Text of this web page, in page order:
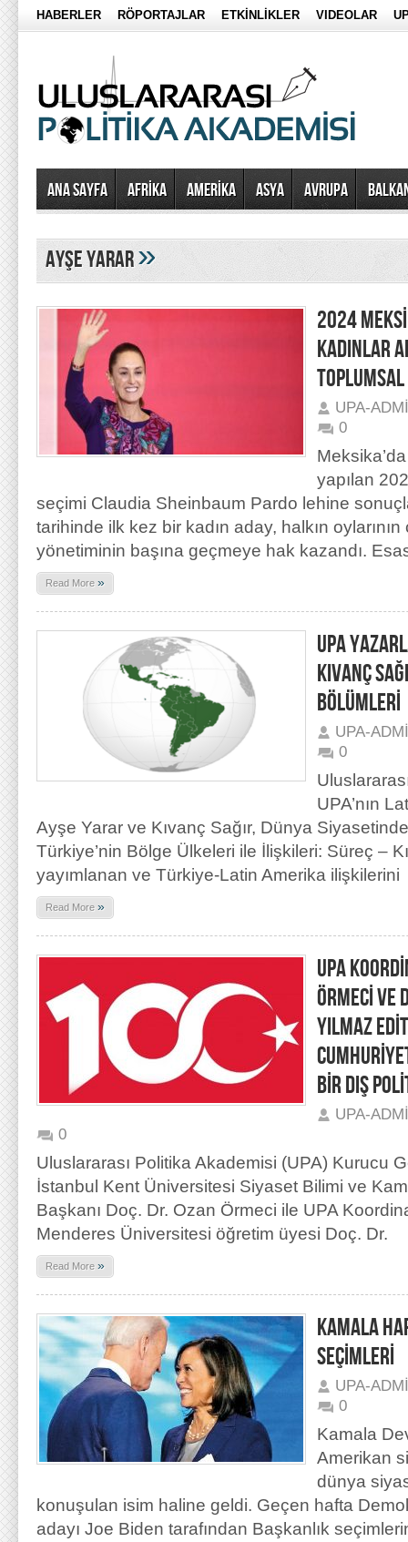
HABERLER RÖPORTAJLAR ETKİNLİKLER VIDEOLAR
Ana Sayfa AFRİKA AMERİKA ASYA AVRUPA
ayşe yarar»
2024
KADINLAR
UPA-
0
yapılan
seçimi Claudia Sheinbaum Pardo lehine
tarihinde ilk kez bir kadın aday, halkın
yönetiminin başına geçmeye hak kazandı.
Read More »
UPA
KIVANÇ
BÖLÜMLERİ
UPA-
0
UPA’nın
Ayşe Yarar ve Kıvanç Sağır, Dünya
Türkiye’nin Bölge Ülkeleri ile İlişkileri: Süreç –
yayımlanan ve Türkiye-Latin Amerika ilişkilerini
Read More »
UPA
ÖRMECİ VE
YILMAZ
BİR DIŞ
UPA-
0
Uluslararası Politika Akademisi (UPA) Kurucu
İstanbul Kent Üniversitesi Siyaset Bilimi ve
Başkanı Doç. Dr. Ozan Örmeci ile UPA
Menderes Üniversitesi öğretim üyesi Doç. Dr.
Read More »
KAMALA
SEÇİMLERİ
UPA-
0
Kamala
Amerikan
dünya
konuşulan isim haline geldi. Geçen hafta
adayı Joe Biden tarafından Başkanlık